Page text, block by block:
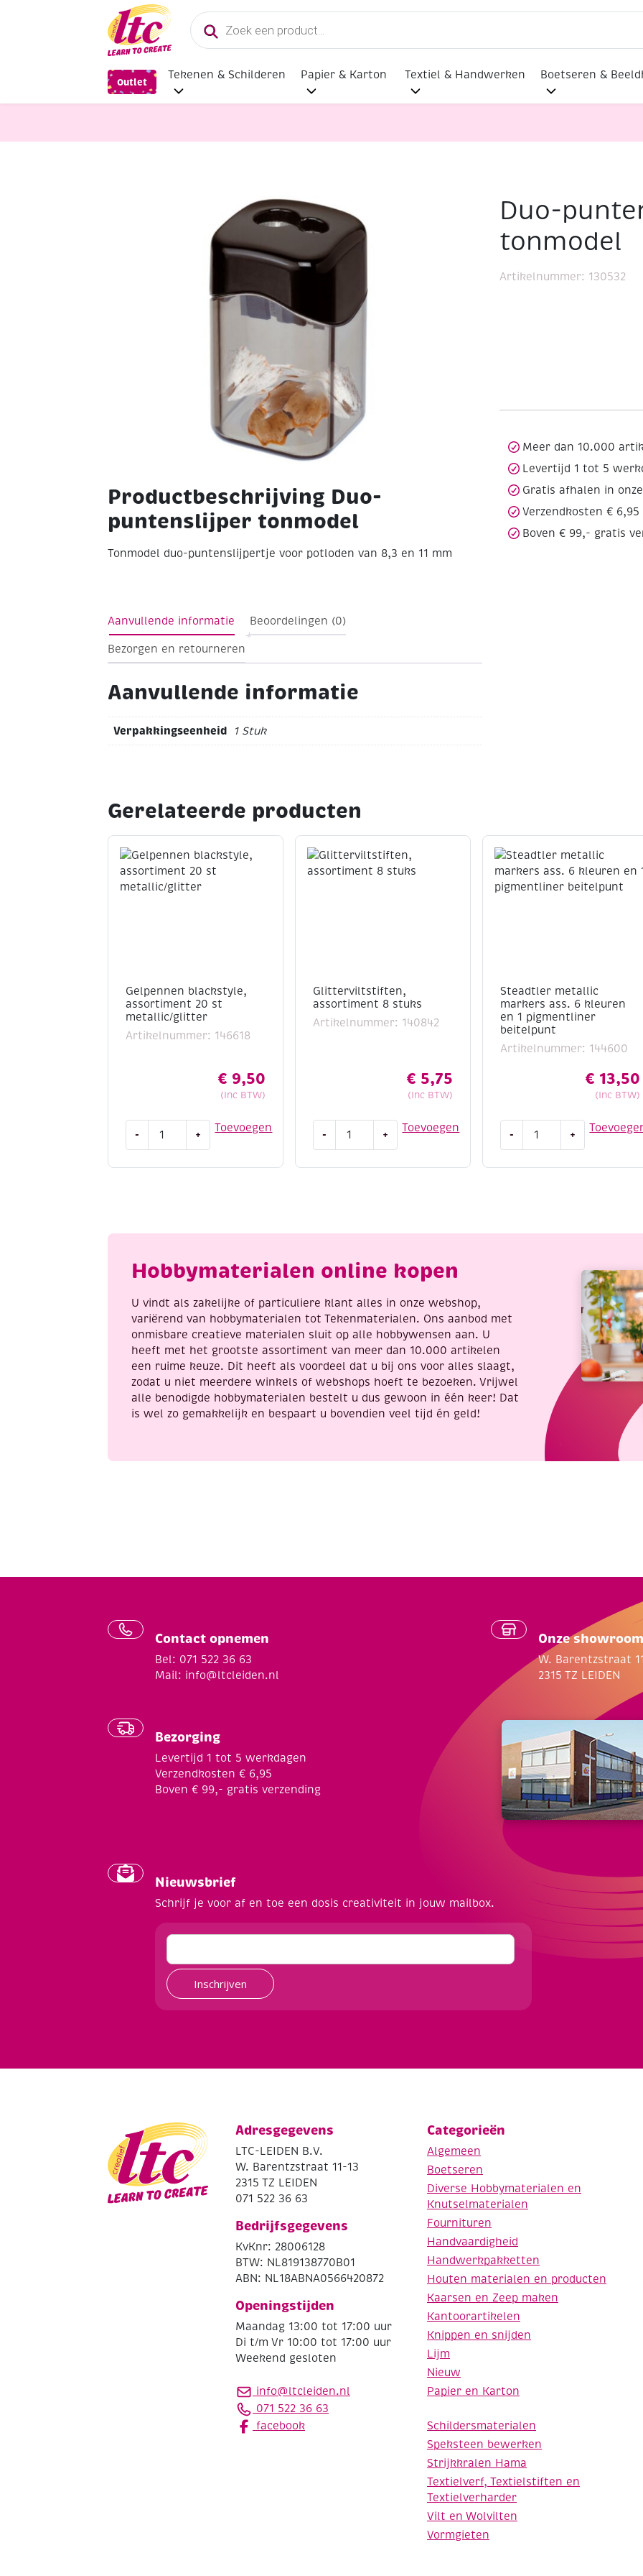
Producten
zoeken
Outlet
Tekenen & Schilderen Papier & Karton Textiel & Handwerken Boetseren &
Duo-puntenslijper tonmodel
Productbeschrijving Duo-
puntenslijper tonmodel
Tonmodel duo-puntenslijpertje voor potloden van 8,3 en 11 mm
Duo-
tonmodel
Artikelnummer: 130532
Meer dan 10.000
Levertijd 1 tot 5
Gratis afhalen in
Verzendkosten € 6,95
Boven € 99,- gratis
Aanvullende informatie Beoordelingen (0)
Bezorgen en retourneren
Aanvullende informatie
Verpakkingseenheid 1 Stuk
Gerelateerde producten
Gelpennen blackstyle,
assortiment 20 st
metallic/glitter
Artikelnummer: 146618
€ 9,50
(Inc BTW)
Toevoegen
-
blackstyle,
+
Glitterviltstiften,
assortiment 8 stuks
Artikelnummer: 140842
€ 5,75
(Inc BTW)
Toevoegen
-
Glitterviltstiften,
assortiment
+
Steadtler metallic
markers ass. 6 kleuren
en 1 pigmentliner
beitelpunt
Artikelnummer: 144600
€ 13,50
(Inc BTW)
-
metallic
1
+
Hobbymaterialen online kopen
U vindt als zakelijke of particuliere klant alles in onze webshop,
variërend van hobbymaterialen tot Tekenmaterialen. Ons aanbod met
onmisbare creatieve materialen sluit op alle hobbywensen aan. U
heeft met het grootste assortiment van meer dan 10.000 artikelen
een ruime keuze. Dit heeft als voordeel dat u bij ons voor alles slaagt,
zodat u niet meerdere winkels of webshops hoeft te bezoeken. Vrijwel
alle benodigde hobbymaterialen bestelt u dus gewoon in één keer! Dat
is wel zo gemakkelijk en bespaart u bovendien veel tijd én geld!
Contact opnemen
Bel: 071 522 36 63
Mail: info@ltcleiden.nl
Bezorging
Levertijd 1 tot 5 werkdagen
Verzendkosten € 6,95
Boven € 99,- gratis verzending
Onze showroom
W. Barentzstraat
2315 TZ LEIDEN
Nieuwsbrief
Schrijf je voor af en toe een dosis creativiteit in jouw mailbox.
Inschrijven
Adresgegevens
LTC-LEIDEN B.V.
W. Barentzstraat 11-13
2315 TZ LEIDEN
071 522 36 63
Bedrijfsgegevens
KvKnr: 28006128
BTW: NL819138770B01
ABN: NL18ABNA0566420872
Openingstijden
Maandag 13:00 tot 17:00 uur
Di t/m Vr 10:00 tot 17:00 uur
Weekend gesloten
info@ltcleiden.nl
071 522 36 63
facebook
Categorieën
Algemeen
Boetseren
Diverse Hobbymaterialen en
Knutselmaterialen
Fournituren
Handvaardigheid
Handwerkpakketten
Houten materialen en producten
Kaarsen en Zeep maken
Kantoorartikelen
Knippen en snijden
Lijm
Nieuw
Papier en Karton
Schildersmaterialen
Speksteen bewerken
Strijkkralen Hama
Textielverf, Textielstiften en
Textielverharder
Vilt en Wolvilten
Vormgieten